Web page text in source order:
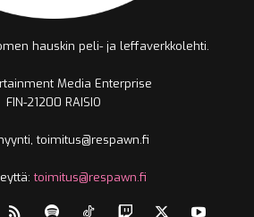
hauskin peli- ja leffaverkkolehti.
Media Enterprise
FIN-21200 RAISIO
toimitus@respawn.fi
toimitus@respawn.fi